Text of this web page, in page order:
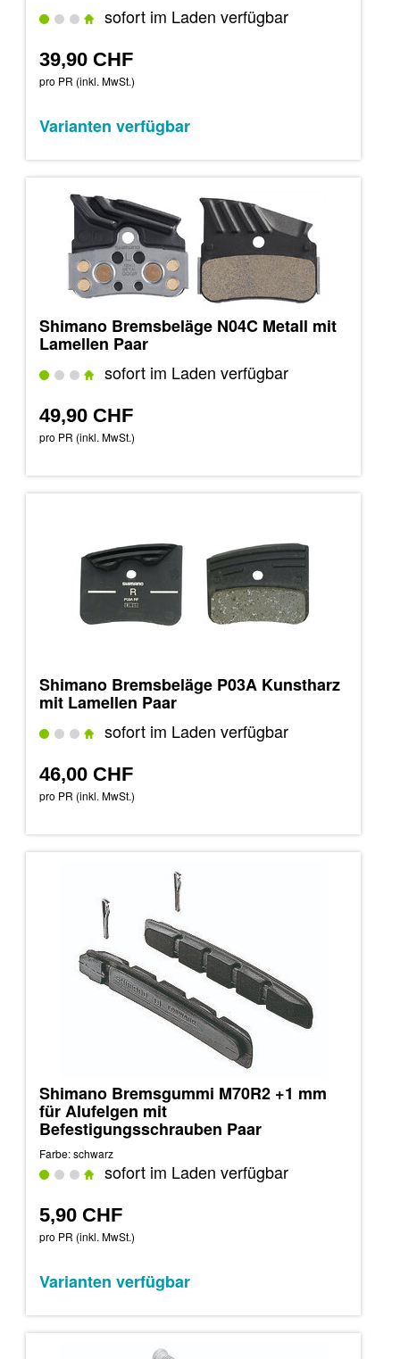
sofort im Laden verfügbar
39,90 CHF
pro PR (inkl. MwSt.)
Varianten verfügbar
Shimano Bremsbeläge N04C Metall mit
Lamellen Paar
sofort im Laden verfügbar
49,90 CHF
pro PR (inkl. MwSt.)
Shimano Bremsbeläge P03A Kunstharz
mit Lamellen Paar
sofort im Laden verfügbar
46,00 CHF
pro PR (inkl. MwSt.)
Shimano Bremsgummi M70R2 +1 mm
für Alufelgen mit
Befestigungsschrauben Paar
Farbe: schwarz
sofort im Laden verfügbar
5,90 CHF
pro PR (inkl. MwSt.)
Varianten verfügbar